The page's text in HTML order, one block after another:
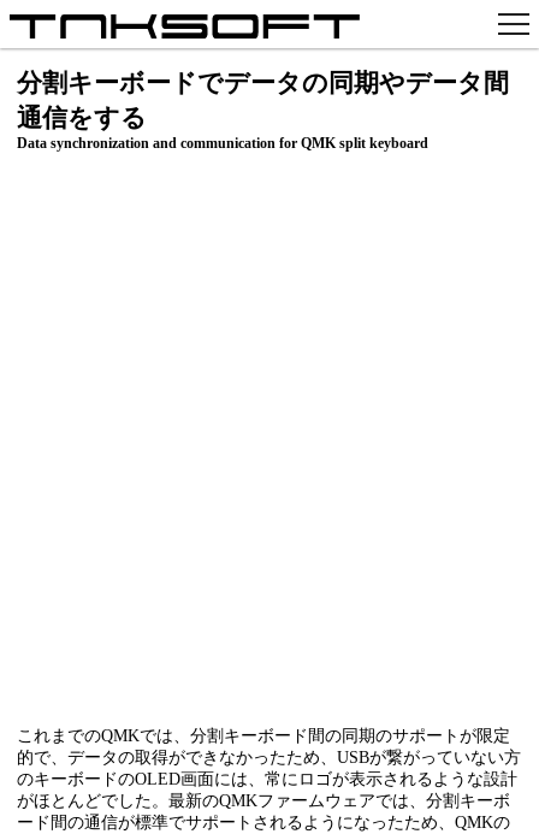
アプリ
x
分割キーボードでデータの同期やデータ間
通信をする
Data synchronization and communication for QMK split keyboard
これまでのQMKでは、分割キーボード間の同期のサポートが限定
的で、データの取得ができなかったため、USBが繋がっていない方
のキーボードのOLED画面には、常にロゴが表示されるような設計
がほとんどでした。最新のQMKファームウェアでは、分割キーボ
ード間の通信が標準でサポートされるようになったため、QMKの